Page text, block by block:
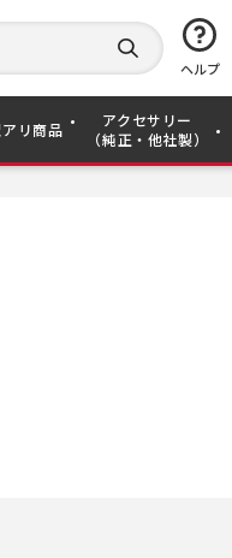
か
ら
検
索
す
る
ヘルプ
リ商品
アクセサリー
（純正・他社製）